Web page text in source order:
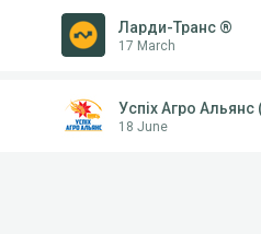
Ларди-Транс ®
17 March
18 June